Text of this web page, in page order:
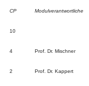
CP Modulverantwortliche
10
4 Prof. Dr. Mischner
2 Prof. Dr. Kappert